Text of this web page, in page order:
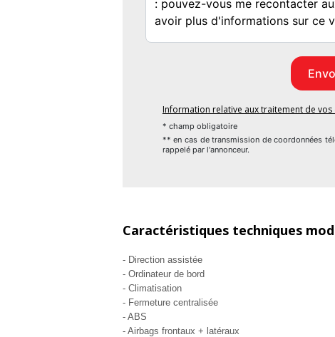
Airbags frontaux
Fixations ISOFIX
Anti démarrage
Non fumeur
Distribution + pompe à eau neuve
Kit courroie accessoires
Vidange et filtre à huile
filtre à air
Information relative aux traitement de vos
* champ obligatoire
** en cas de transmission de coordonnées
rappelé par l'annonceur.
Caractéristiques techniques
- Direction assistée
- Ordinateur de bord
- Climatisation
- Fermeture centralisée
- ABS
- Airbags frontaux + latéraux